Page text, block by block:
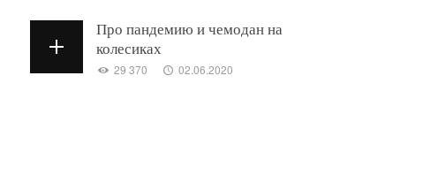
Про пандемию и чемодан на
колесиках
29 370 02.06.2020